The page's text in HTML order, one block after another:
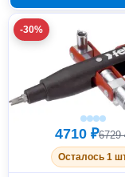
-30%
4710 ₽6729
Осталось 1